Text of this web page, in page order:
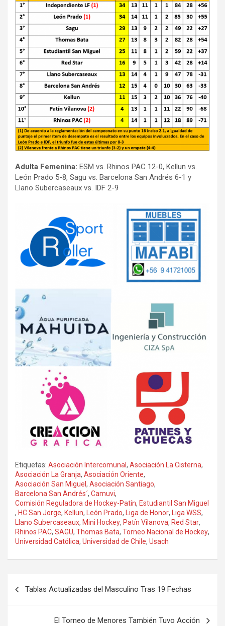
Adulta Femenina: ESM vs. Rhinos PAC 12-0, Kellun vs.
León Prado 5-8, Sagu vs. Barcelona San Andrés 6-1 y
Llano Subercaseaux vs. IDF 2-9
Etiquetas: Asociación Intercomunal, Asociación La Cisterna,
Asociación La Granja, Asociación Oriente,
Asociación San Miguel , Asociación Santiago,
Barcelona San Andrés´, Camuvi,
Comisión Reguladora de Hockey-Patín, Estudiantil San Miguel
, HC San Jorge, Kellun, León Prado, Liga de Honor, Liga WSS,
Llano Subercaseaux, Mini Hockey, Patín Vilanova, Red Star,
Rhinos PAC, SAGU, Thomas Bata, Torneo Nacional de Hockey,
Universidad Católica, Universidad de Chile, Usach
entradas
Tablas Actualizadas del Masculino Tras 19 Fechas
El Torneo de Menores También Tuvo Acción